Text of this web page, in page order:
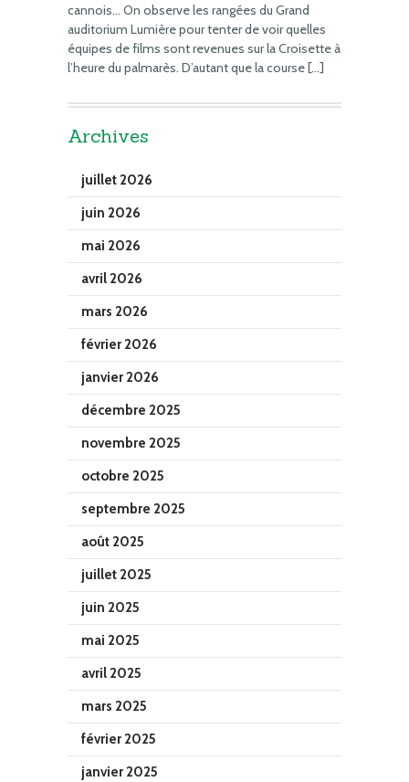
cannois… On observe les rangées du Grand
auditorium Lumière pour tenter de voir quelles
équipes de films sont revenues sur la Croisette à
l’heure du palmarès. D’autant que la course […]
Archives
juillet 2026
juin 2026
mai 2026
avril 2026
mars 2026
février 2026
janvier 2026
décembre 2025
novembre 2025
octobre 2025
septembre 2025
août 2025
juillet 2025
juin 2025
mai 2025
avril 2025
mars 2025
février 2025
janvier 2025